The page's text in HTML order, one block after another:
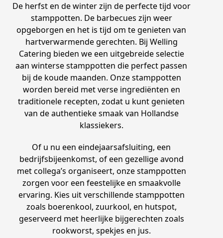
De herfst en de winter zijn de perfecte tijd voor
stamppotten. De barbecues zijn weer
opgeborgen en het is tijd om te genieten van
hartverwarmende gerechten. Bij Welling
Catering bieden we een uitgebreide selectie
aan winterse stamppotten die perfect passen
bij de koude maanden. Onze stamppotten
worden bereid met verse ingrediënten en
traditionele recepten, zodat u kunt genieten
van de authentieke smaak van Hollandse
klassiekers.
Of u nu een eindejaarsafsluiting, een
bedrijfsbijeenkomst, of een gezellige avond
met collega’s organiseert, onze stamppotten
zorgen voor een feestelijke en smaakvolle
ervaring. Kies uit verschillende stamppotten
zoals boerenkool, zuurkool, en hutspot,
geserveerd met heerlijke bijgerechten zoals
rookworst, spekjes en jus.